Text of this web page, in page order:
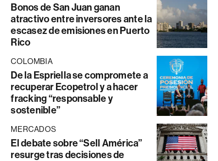
Bonos de San Juan ganan
atractivo entre inversores ante la
escasez de emisiones en Puerto
Rico
COLOMBIA
De la Espriella se compromete a
recuperar Ecopetrol y a hacer
fracking “responsable y
sostenible”
MERCADOS
El debate sobre “Sell América”
resurge tras decisiones de